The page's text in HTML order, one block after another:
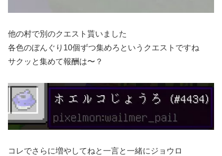
他の村で別のクエスト貰いました
各色のぼんぐり10個ずつ集めろというクエストですね
サクッと集めて報酬は〜？
コレでさらに増やしてねと一言と一緒にジョウロ